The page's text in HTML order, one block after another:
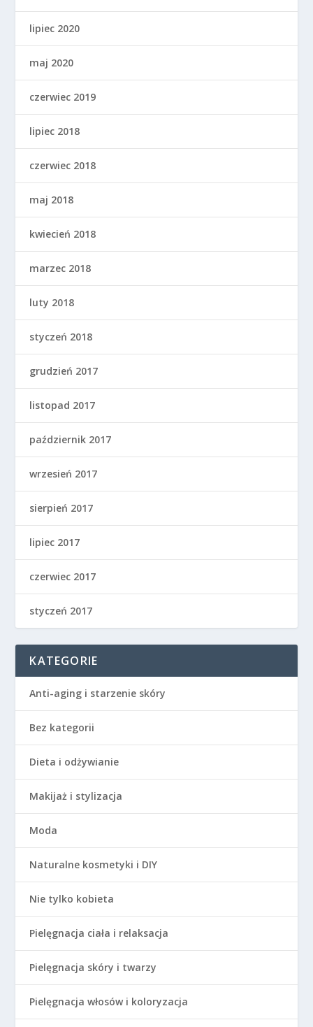
lipiec 2020
maj 2020
czerwiec 2019
lipiec 2018
czerwiec 2018
maj 2018
kwiecień 2018
marzec 2018
luty 2018
styczeń 2018
grudzień 2017
listopad 2017
październik 2017
wrzesień 2017
sierpień 2017
lipiec 2017
czerwiec 2017
styczeń 2017
KATEGORIE
Anti-aging i starzenie skóry
Bez kategorii
Dieta i odżywianie
Makijaż i stylizacja
Moda
Naturalne kosmetyki i DIY
Nie tylko kobieta
Pielęgnacja ciała i relaksacja
Pielęgnacja skóry i twarzy
Pielęgnacja włosów i koloryzacja